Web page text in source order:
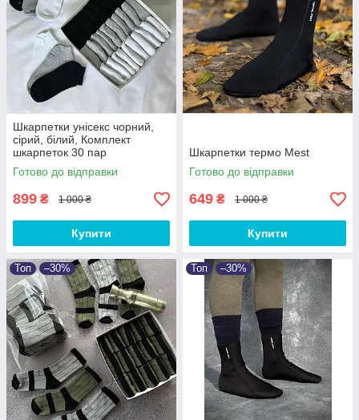
Шкарпетки унісекс чорний,
сірий, білий, Комплект
шкарпеток 30 пар
Готово до відправки
899 ₴ 1 000 ₴
Купити
Шкарпетки термо Mest
Готово до відправки
649 ₴ 1 000 ₴
Купити
Топ –30% Топ –30%